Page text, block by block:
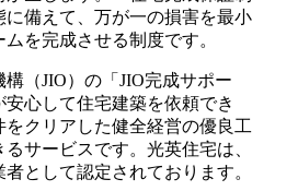
に備えて、万が一の損害を最小
を完成させる制度です。
（JIO）の「JIO完成サポー
安心して住宅建築を依頼でき
をクリアした健全経営の優良工
サービスです。光英住宅は、
として認定されております。